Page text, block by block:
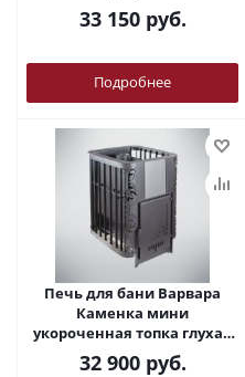
33 150руб.
Подробнее
Печь для бани Варвара
Каменка мини
укороченная топка глухая
дверка
32 900руб.